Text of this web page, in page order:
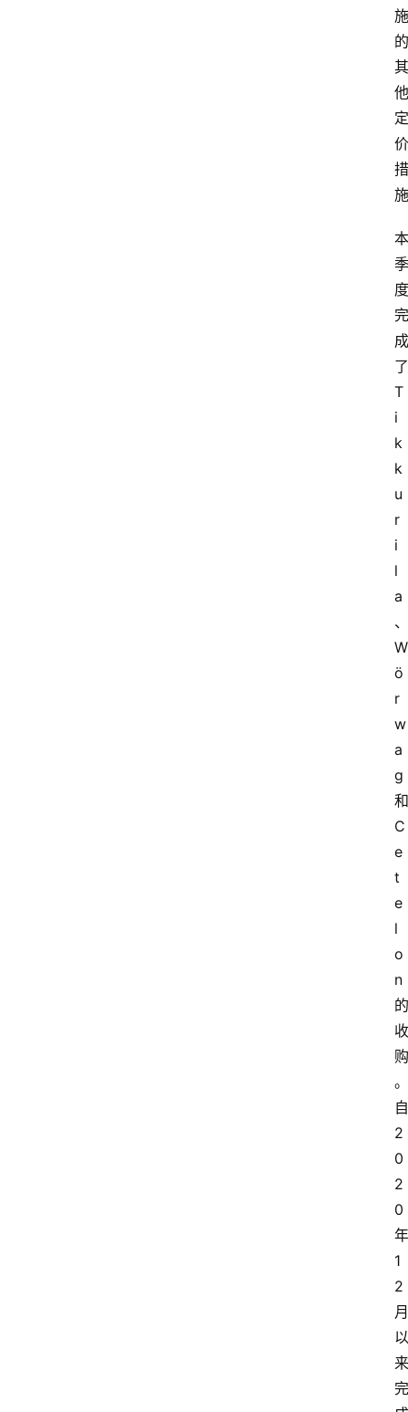
施
的
其
他
定
价
措
施
本
季
度
完
成
了
T
i
k
k
u
r
i
l
a
、
W
ö
r
w
a
g
和
C
e
t
e
l
o
n
的
收
购
。
自
2
0
2
0
年
1
2
月
以
来
完